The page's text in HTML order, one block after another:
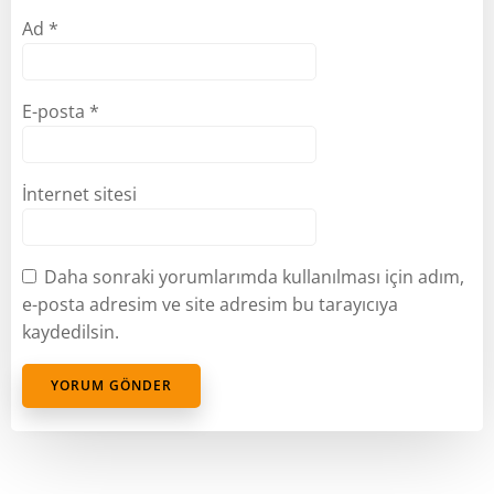
Ad *
E-posta *
İnternet sitesi
Daha sonraki yorumlarımda kullanılması için adım,
e-posta adresim ve site adresim bu tarayıcıya
kaydedilsin.